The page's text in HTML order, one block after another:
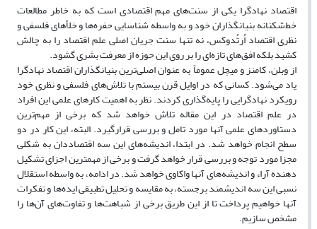
اقتصاد نهادگرا یکی از سنت‌های مهم اقتصادی است که به خاطر مطالعات
خط‌شکنانه بنیانگذاران خود و به واسطه شناسایی حفره‌ها و خلأهای فلسفی و
نظری اقتصاد اُرتُدوکس، نه تنها سنت جریان اصلی علم اقتصاد را به چالش
کشید بلکه افق‌های تازه‌ای را بر روی این حوزه از معرفت بشری گشود.
از وبلن، کامنز و میچل عموماً به عنوان اصلی‌ترین بنیانگذاران اقتصاد نهادگرا
یاد می‌شود. کسانی که در اوایل قرن بیستم با تلاش‌های فلسفی و نظری خود
رویکرد نهادگرایی را پایه‌گذاری کردند. نظر به اهمیت کارهای علمی این افراد
در علم اقتصاد در این مقاله تلاش خواهد شد که برخی از مهم‌ترین
دستاوردهای علمی آنها مورد تامل و بررسی قرارگیرد. البته، این کار در دو
سطح انجام خواهد شد. در ابتدا، اندیشه‌های این سه اقتصاددان به شکلی
مجزا مورد توجه و بررسی قرار خواهد گرفت و برخی از مهمترین اجزای تشکیل
دهنده آراء و اندیشه‌های آنها واکاوی خواهد شد. در ادامه، به واسطه استقلال
نسبی این سه اندیشمند برجسته، به مقایسه و تحلیل تطبیقی ایده‌ها و تفکرات
آنها خواهیم پرداخت تا از این طریق برخی از شباهت‌ها و تفاوت‌های آن‌ها را
مشخص سازیم.